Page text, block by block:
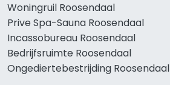
Woningruil Roosendaal
Prive Spa-Sauna Roosendaal
Incassobureau Roosendaal
Bedrijfsruimte Roosendaal
Ongediertebestrijding Roosendaal